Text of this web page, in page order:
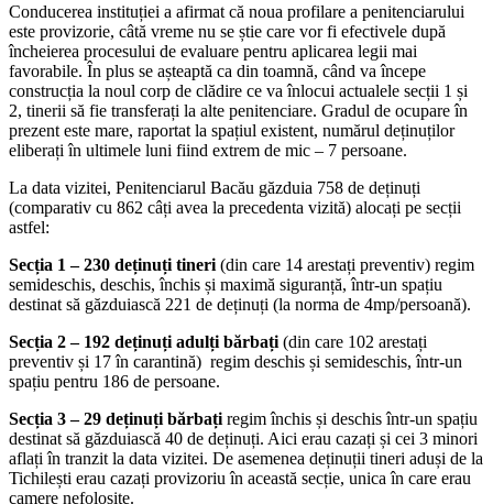
Conducerea instituției a afirmat că noua profilare a penitenciarului
este provizorie, câtă vreme nu se știe care vor fi efectivele după
încheierea procesului de evaluare pentru aplicarea legii mai
favorabile. În plus se așteaptă ca din toamnă, când va începe
construcția la noul corp de clădire ce va înlocui actualele secții 1 și
2, tinerii să fie transferați la alte penitenciare. Gradul de ocupare în
prezent este mare, raportat la spațiul existent, numărul deținuților
eliberați în ultimele luni fiind extrem de mic – 7 persoane.
La data vizitei, Penitenciarul Bacău găzduia 758 de deținuți
(comparativ cu 862 câți avea la precedenta vizită) alocați pe secții
astfel:
Secția 1 – 230 deținuți tineri (din care 14 arestați preventiv) regim
semideschis, deschis, închis și maximă siguranță, într-un spațiu
destinat să găzduiască 221 de deținuți (la norma de 4mp/persoană).
Secția 2 – 192 deținuți adulți bărbați (din care 102 arestați
preventiv și 17 în carantină) regim deschis și semideschis, într-un
spațiu pentru 186 de persoane.
Secția 3 – 29 deținuți bărbați regim închis și deschis într-un spațiu
destinat să găzduiască 40 de deținuți. Aici erau cazați și cei 3 minori
aflați în tranzit la data vizitei. De asemenea deținuții tineri aduși de la
Tichilești erau cazați provizoriu în această secție, unica în care erau
camere nefolosite.